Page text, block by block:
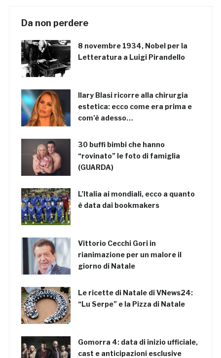
Da non perdere
8 novembre 1934, Nobel per la
Letteratura a Luigi Pirandello
Ilary Blasi ricorre alla chirurgia
estetica: ecco come era prima e
com’è adesso…
30 buffi bimbi che hanno
“rovinato” le foto di famiglia
(GUARDA)
L’Italia ai mondiali, ecco a quanto
è data dai bookmakers
Vittorio Cecchi Gori in
rianimazione per un malore il
giorno di Natale
Le ricette di Natale di VNews24:
“Lu Serpe” e la Pizza di Natale
Gomorra 4: data di inizio ufficiale,
cast e anticipazioni esclusive